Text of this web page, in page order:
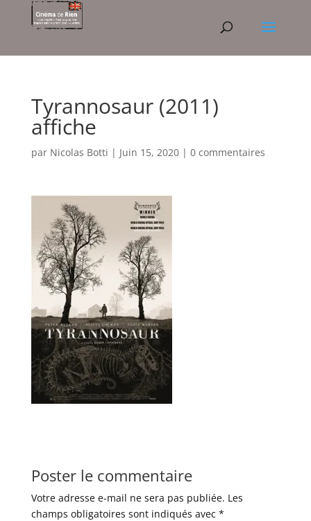
Tyrannosaur (2011)
affiche
par Nicolas Botti | Juin 15, 2020| 0 commentaires
Poster le commentaire
Votre adresse e-mail ne sera pas publiée. Les
champs obligatoires sont indiqués avec *